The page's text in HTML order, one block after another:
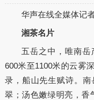
华声在线全媒体记
湘茶名片
五岳之中，唯南岳
600米至1100米的云雾
录，船山先生赋诗。
翠；汤色嫩绿明亮，香